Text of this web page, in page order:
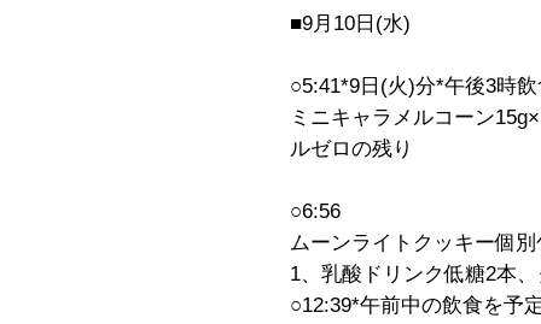
■9月10日(水)
○5:41*9日(火)分*午後3時
ミニキャラメルコーン
ルゼロの残り
○6:56
ムーンライトクッキー個
1、乳酸ドリンク低糖2本
○12:39*午前中の飲食を予